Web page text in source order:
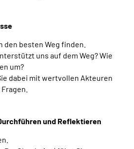
den besten Weg finden.
uns auf dem Weg? Wie
um?
dabei mit wertvollen Akteuren
und Reflektieren